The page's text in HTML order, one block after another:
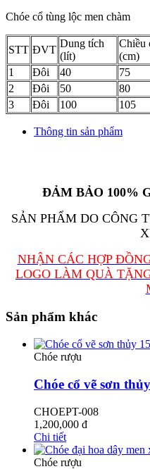
Chóe cổ tùng lộc men chàm
STT ĐVT
Dung tích
(lít)
Chiều
(cm)
1
Đôi 40 75
2
Đôi 50 80
3
Đôi 100 105
Thông tin sản phẩm
ĐẢM BẢO 100%
SẢN PHẨM DO CÔNG
NHẬN CÁC HỢP
LOGO LÀM QUÀ
Sản phẩm khác
Chóe rượu
Chóe cổ vẽ sơn
CHOEPT-008
1,200,000 đ
Chi tiết
Chóe rượu